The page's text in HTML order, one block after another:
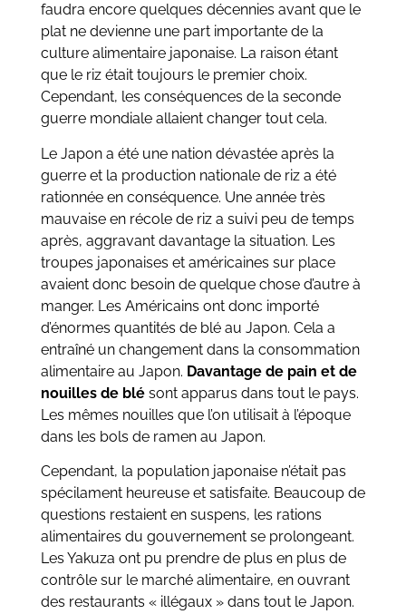
faudra encore quelques décennies avant que le
plat ne devienne une part importante de la
culture alimentaire japonaise. La raison étant
que le riz était toujours le premier choix.
Cependant, les conséquences de la seconde
guerre mondiale allaient changer tout cela.
Le Japon a été une nation dévastée après la
guerre et la production nationale de riz a été
rationnée en conséquence. Une année très
mauvaise en récole de riz a suivi peu de temps
après, aggravant davantage la situation. Les
troupes japonaises et américaines sur place
avaient donc besoin de quelque chose d’autre à
manger. Les Américains ont donc importé
d’énormes quantités de blé au Japon. Cela a
entraîné un changement dans la consommation
alimentaire au Japon. Davantage de pain et de
nouilles de blésont apparus dans tout le pays.
Les mêmes nouilles que l’on utilisait à l’époque
dans les bols de ramen au Japon.
Cependant, la population japonaise n’était pas
spécilament heureuse et satisfaite. Beaucoup de
questions restaient en suspens, les rations
alimentaires du gouvernement se prolongeant.
Les Yakuza ont pu prendre de plus en plus de
contrôle sur le marché alimentaire, en ouvrant
des restaurants « illégaux » dans tout le Japon.